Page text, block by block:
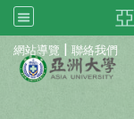
網站導覽 | 聯絡我們